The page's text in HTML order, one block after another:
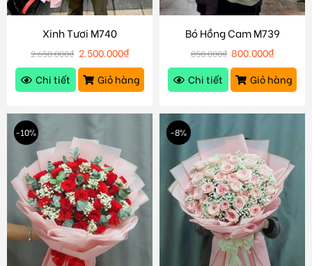
Xinh Tươi M740
2.650.000₫ 2.500.000₫
Chi tiết
Giỏ hàng
Bó Hồng Cam M739
850.000₫ 800.000₫
Chi tiết
Giỏ hàng
-10% -8%